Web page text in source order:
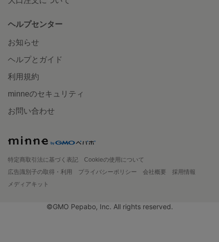
ヘルプセンター
お知らせ
ヘルプとガイド
利用規約
minneのセキュリティ
お問い合わせ
特定商取引法に基づく表記
Cookieの使用について
広告識別子の取得・利用
プライバシーポリシー 会社概要
採用情報
メディアキット
©GMO Pepabo, Inc. All rights reserved.